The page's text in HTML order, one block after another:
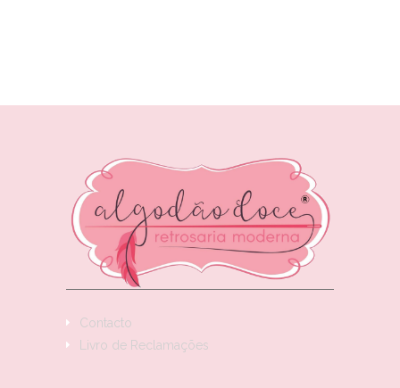
Contacto
Livro de Reclamações